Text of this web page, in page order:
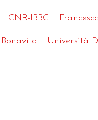
CNR-IBBC
Università